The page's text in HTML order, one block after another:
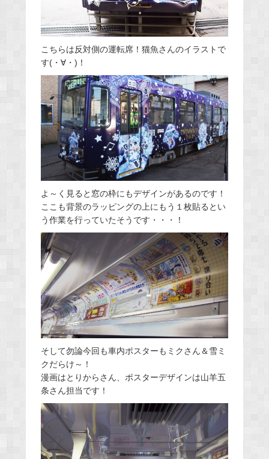
こちらは反対側の運転席！猫魚さんのイラストで
す(・∀・)！
よ～く見ると窓の枠にもデザインがあるのです！
ここも背景のラッピングの上にもう１枚貼るとい
う作業を行っていたそうです・・・！
そして勿論今回も車内ポスターもミクさん＆雪ミ
クだらけ～！
漫画はとりからさん、ポスターデザインは山羊五
条さん担当です！